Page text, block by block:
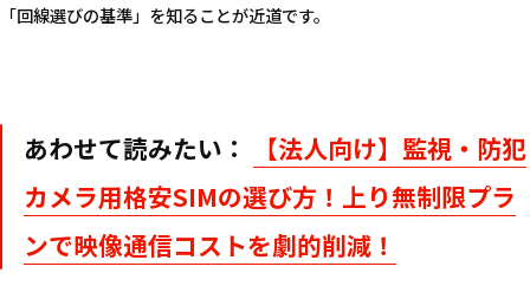
「回線選びの基準」を知ることが近道です。
あわせて読みたい：
【法人向け】監視・防犯
カメラ用格安SIMの選び方！上り無制限プラ
ンで映像通信コストを劇的削減！